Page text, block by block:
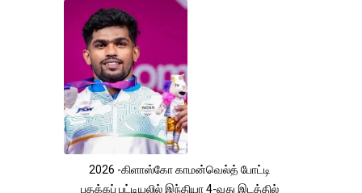
2026 -கிளாஸ்கோ காமன்வெல்த் போட்டி
பதக்கப் பட்டியலில் இந்தியா 4-வது இடத்தில்